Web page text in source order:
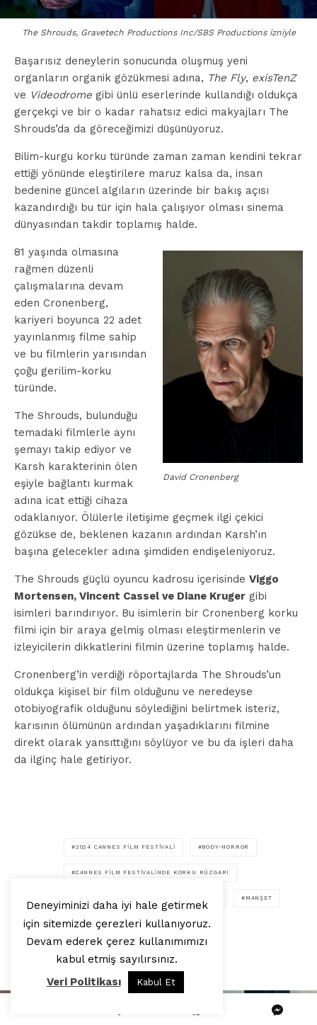
The Shrouds, Gravetech Productions Inc/SBS Productions izniyle
Başarısız deneylerin sonucunda oluşmuş yeni
organların organik gözükmesi adına, The Fly, exisTenZ
ve Videodrome gibi ünlü eserlerinde kullandığı oldukça
gerçekçi ve bir o kadar rahatsız edici makyajları The
Shrouds’da da göreceğimizi düşünüyoruz.
Bilim-kurgu korku türünde zaman zaman kendini tekrar
ettiği yönünde eleştirilere maruz kalsa da, insan
bedenine güncel algıların üzerinde bir bakış açısı
kazandırdığı bu tür için hala çalışıyor olması sinema
dünyasından takdir toplamış halde.
David Cronenberg
81 yaşında olmasına
rağmen düzenli
çalışmalarına devam
eden Cronenberg,
kariyeri boyunca 22 adet
yayınlanmış filme sahip
ve bu filmlerin yarısından
çoğu gerilim-korku
türünde.
The Shrouds, bulunduğu
temadaki filmlerle aynı
şemayı takip ediyor ve
Karsh karakterinin ölen
eşiyle bağlantı kurmak
adına icat ettiği cihaza
odaklanıyor. Ölülerle iletişime geçmek ilgi çekici
gözükse de, beklenen kazanın ardından Karsh’ın
başına gelecekler adına şimdiden endişeleniyoruz.
The Shrouds güçlü oyuncu kadrosu içerisinde Viggo
Mortensen, Vincent Cassel ve Diane Kruger gibi
isimleri barındırıyor. Bu isimlerin bir Cronenberg korku
filmi için bir araya gelmiş olması eleştirmenlerin ve
izleyicilerin dikkatlerini filmin üzerine toplamış halde.
Cronenberg’in verdiği röportajlarda The Shrouds’un
oldukça kişisel bir film olduğunu ve neredeyse
otobiyografik olduğunu söylediğini belirtmek isteriz,
karısının ölümünün ardından yaşadıklarını filmine
direkt olarak yansıttığını söylüyor ve bu da işleri daha
da ilginç hale getiriyor.
2024 CANNES FILM FESTIVALI BODY-HORROR
CANNES FILM FESTIVALINDE KORKU RÜZGARI
MANŞET
THE SHROUDS VIGGO MORTENSEN
VINCENT CASSEL
Deneyiminizi daha iyi hale getirmek
için sitemizde çerezleri kullanıyoruz.
Devam ederek çerez kullanımımızı
kabul etmiş sayılırsınız.
Veri Politikası
Kabul Et